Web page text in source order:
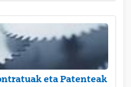
eta Patenteak